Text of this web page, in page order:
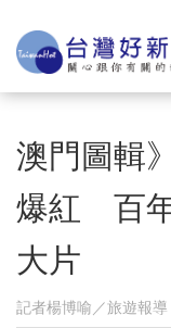
澳門圖輯
爆紅 百
大片
記者楊博喻／旅遊報導